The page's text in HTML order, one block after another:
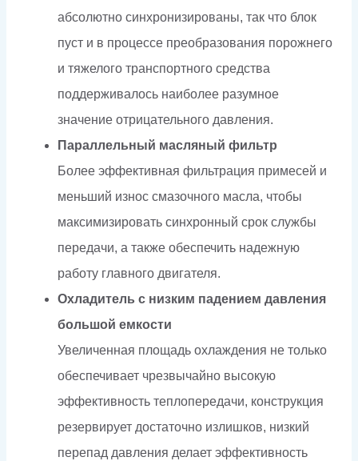
абсолютно синхронизированы, так что блок
пуст и в процессе преобразования порожнего
и тяжелого транспортного средства
поддерживалось наиболее разумное
значение отрицательного давления.
Параллельный масляный фильтр
Более эффективная фильтрация примесей и
меньший износ смазочного масла, чтобы
максимизировать синхронный срок службы
передачи, а также обеспечить надежную
работу главного двигателя.
Охладитель с низким падением давления
большой емкости
Увеличенная площадь охлаждения не только
обеспечивает чрезвычайно высокую
эффективность теплопередачи, конструкция
резервирует достаточно излишков, низкий
перепад давления делает эффективность